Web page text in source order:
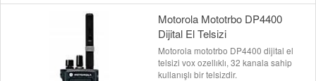
Motorola Mototrbo DP4400
Dijital El Telsizi
Motorola mototrbo DP4400 dijital el
telsizi vox ozellıklı, 32 kanala sahip
kullanışlı bir telsizdir.